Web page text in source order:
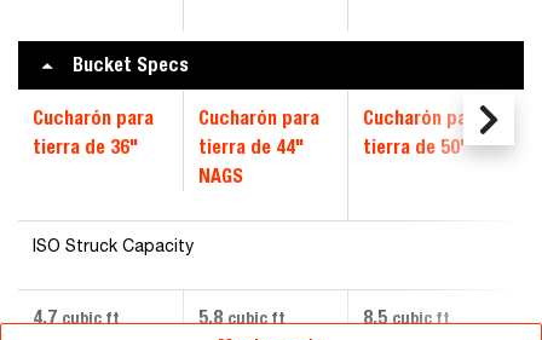
Bucket Specs
Cucharón para
tierra de 36"
Cucharón para
tierra de 44"
NAGS
Cucharón para
tierra de 50"
ISO Struck Capacity
4.7 cubic ft 5.8 cubic ft 8.5 cubic ft